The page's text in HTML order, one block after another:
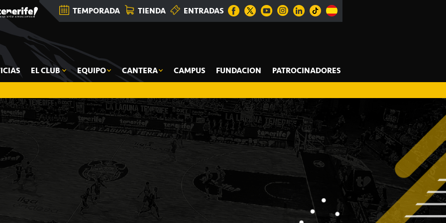
TEMPORADA TIENDA ENTRADAS
EL CLUB EQUIPO CANTERA CAMPUS FUNDACION PATROCINADORES